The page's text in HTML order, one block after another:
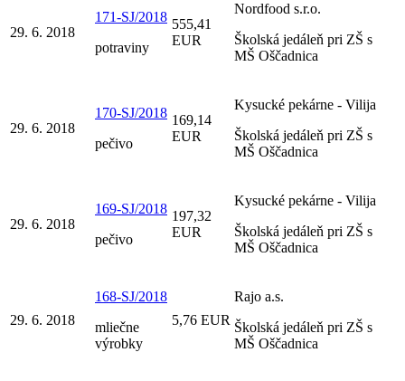
29. 6. 2018
171-SJ/2018
potraviny
555,41
EUR
Nordfood s.r.o.
Školská jedáleň pri ZŠ s
MŠ Oščadnica
29. 6. 2018
170-SJ/2018
pečivo
169,14
EUR
Kysucké pekárne - Vilija
Školská jedáleň pri ZŠ s
MŠ Oščadnica
29. 6. 2018
169-SJ/2018
pečivo
197,32
EUR
Kysucké pekárne - Vilija
Školská jedáleň pri ZŠ s
MŠ Oščadnica
29. 6. 2018
168-SJ/2018
mliečne
výrobky
5,76 EUR
Rajo a.s.
Školská jedáleň pri ZŠ s
MŠ Oščadnica